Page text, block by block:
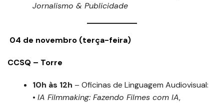
Jornalismo & Publicidade
04 de novembro (terça-feira)
CCSQ – Torre
10h às 12h – Oficinas de Linguagem Audiovisual:
• IA Filmmaking: Fazendo Filmes com IA,